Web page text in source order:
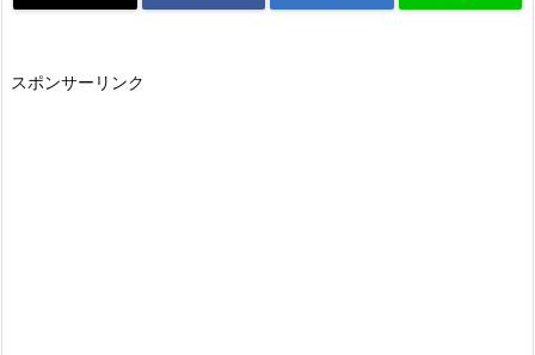
スポンサーリンク